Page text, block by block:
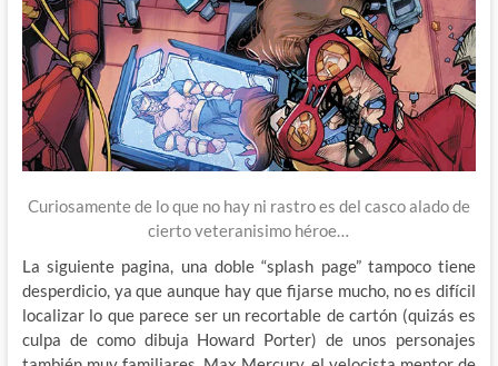
Curiosamente de lo que no hay ni rastro es del casco alado de
cierto veteranisimo héroe…
La siguiente pagina, una doble “splash page” tampoco tiene
desperdicio, ya que aunque hay que fijarse mucho, no es difícil
localizar lo que parece ser un recortable de cartón (quizás es
culpa de como dibuja Howard Porter) de unos personajes